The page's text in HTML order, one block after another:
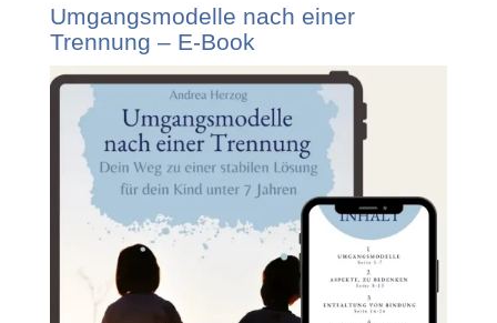
Umgangsmodelle nach einer
Trennung – E-Book